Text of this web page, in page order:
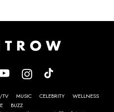
TV MUSIC CELEBRITY
WELLNESS
BUZZ